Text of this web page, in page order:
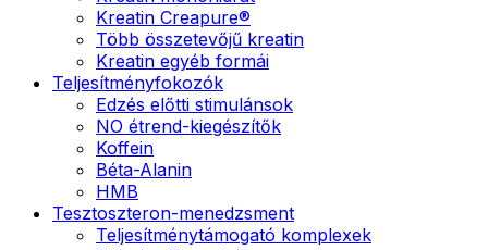
Kreatin Creapure®
Több összetevőjű kreatin
Kreatin egyéb formái
Teljesítményfokozók
Edzés előtti stimulánsok
NO étrend-kiegészítők
Koffein
Béta-Alanin
HMB
Tesztoszteron-menedzsment
Teljesítménytámogató komplexek